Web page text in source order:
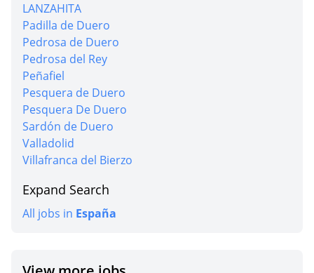
LANZAHITA
Padilla de Duero
Pedrosa de Duero
Pedrosa del Rey
Peñafiel
Pesquera de Duero
Pesquera De Duero
Sardón de Duero
Valladolid
Villafranca del Bierzo
Expand Search
All jobs in España